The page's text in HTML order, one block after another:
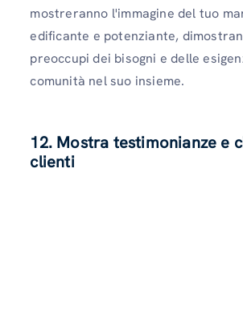
mostreranno l'immagine del tuo
edificante e potenziante,
preoccupi dei bisogni e delle
comunità nel suo insieme.
12. Mostra testimonianze e
clienti